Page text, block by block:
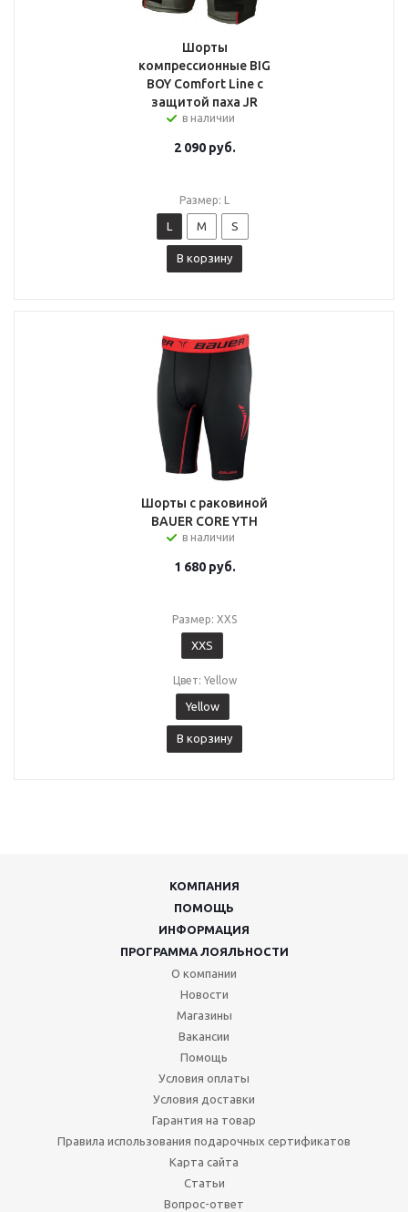
Шорты
компрессионные BIG
BOY Comfort Line с
защитой паха JR
в наличии
2 090руб.
Размер: L
L M S
В корзину
Шорты с раковиной
BAUER CORE YTH
в наличии
1 680руб.
Размер: XXS
XXS
Цвет: Yellow
Yellow
В корзину
КОМПАНИЯ
ПОМОЩЬ
ИНФОРМАЦИЯ
ПРОГРАММА ЛОЯЛЬНОСТИ
О компании
Новости
Магазины
Вакансии
Помощь
Условия оплаты
Условия доставки
Гарантия на товар
Правила использования подарочных сертификатов
Карта сайта
Статьи
Вопрос-ответ